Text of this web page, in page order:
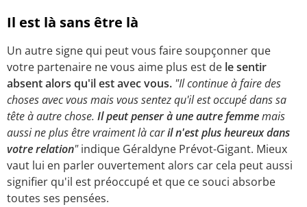
Il est là sans être là
Un autre signe qui peut vous faire soupçonner que
votre partenaire ne vous aime plus est de le sentir
absent alors qu'il est avec vous. "Il continue à faire des
choses avec vous mais vous sentez qu'il est occupé dans sa
tête à autre chose. Il peut penser à une autre femmemais
aussi ne plus être vraiment là caril n'est plus heureux dans
votre relation"indique Géraldyne Prévot-Gigant. Mieux
vaut lui en parler ouvertement alors car cela peut aussi
signifier qu'il est préoccupé et que ce souci absorbe
toutes ses pensées.